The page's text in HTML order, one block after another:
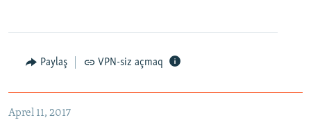
Paylaş VPN-siz açmaq
Aprel 11, 2017